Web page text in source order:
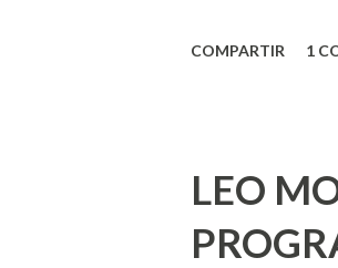
que estés
lo que
sexuales no
COMPARTIR 1
LEO